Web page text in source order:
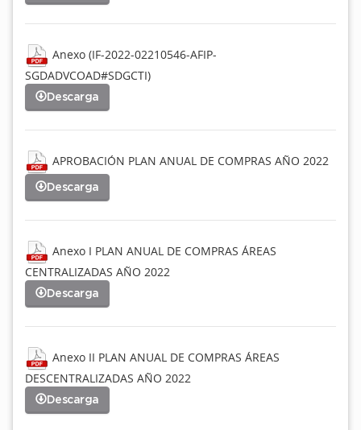
Anexo (IF-2022-02210546-AFIP-
SGDADVCOAD#SDGCTI)
Descarga
APROBACIÓN PLAN ANUAL DE COMPRAS AÑO 2022
Descarga
Anexo I PLAN ANUAL DE COMPRAS ÁREAS
CENTRALIZADAS AÑO 2022
Descarga
Anexo II PLAN ANUAL DE COMPRAS ÁREAS
DESCENTRALIZADAS AÑO 2022
Descarga